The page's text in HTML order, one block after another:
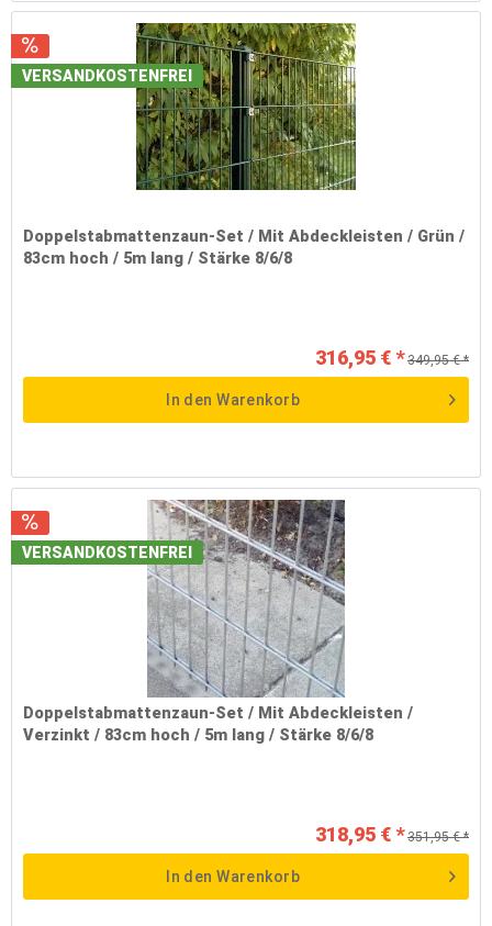
VERSANDKOSTENFREI
Doppelstabmattenzaun-Set / Mit Abdeckleisten / Grün /
83cm hoch / 5m lang / Stärke 8/6/8
316,95 € * 349,95 € *
In den Warenkorb
VERSANDKOSTENFREI
Doppelstabmattenzaun-Set / Mit Abdeckleisten /
Verzinkt / 83cm hoch / 5m lang / Stärke 8/6/8
318,95 € * 351,95 € *
In den Warenkorb